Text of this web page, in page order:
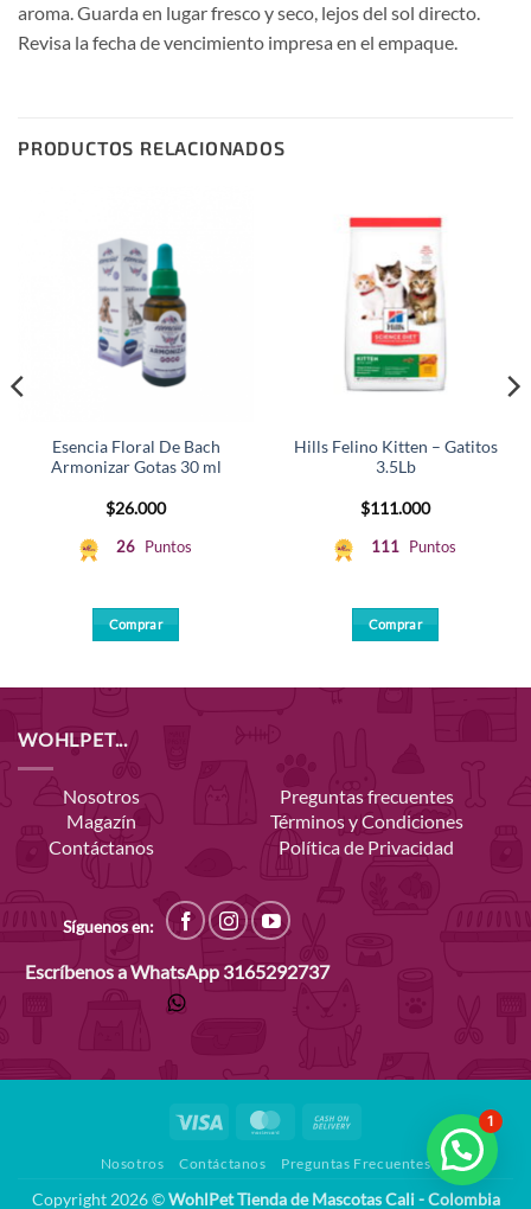
aroma. Guarda en lugar fresco y seco, lejos del sol directo.
Revisa la fecha de vencimiento impresa en el empaque.
PRODUCTOS RELACIONADOS
Esencia Floral De Bach
Armonizar Gotas 30 ml
$26.000
26 Puntos
Comprar
Hills Felino Kitten – Gatitos
3.5Lb
$111.000
111 Puntos
Comprar
WOHLPET...
Nosotros
Magazín
Contáctanos
Preguntas frecuentes
Términos y Condiciones
Política de Privacidad
Síguenos en:
Escríbenos a WhatsApp 3165292737
Visa MasterCard
Delivery
Nosotros Contáctanos Preguntas Frecuentes
Copyright 2026 ©WohlPet Tienda de Mascotas Cali - Colombia
1